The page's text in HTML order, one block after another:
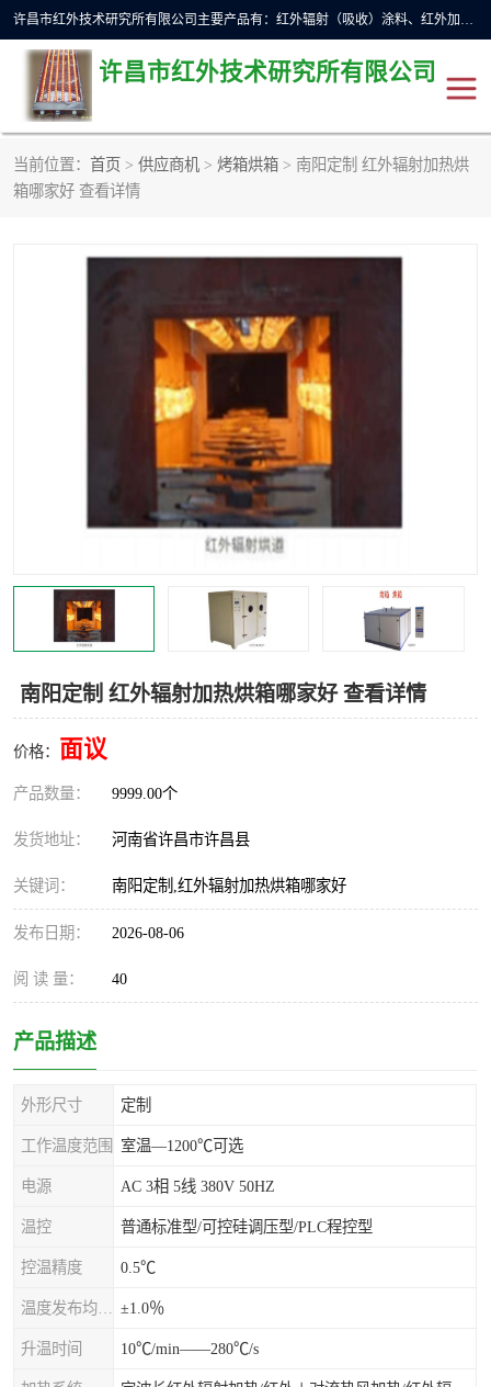
许昌市红外技术研究所有限公司主要产品有：红外辐射（吸收）涂料、红外加热元件、红外辐射加热模块（板）、红外辐射加热炉（箱）、快速红外辐射加热器、系列高端红外加热实验设备、系列红外加热控制器等。
许昌市红外技术研究所有限公司
当前位置： 首页 > 供应商机 > 烤箱烘箱 > 南阳定制 红外辐射加热烘
箱哪家好 查看详情
南阳定制 红外辐射加热烘箱哪家好 查看详情
价格： 面议
产品数量： 9999.00个
发货地址： 河南省许昌市许昌县
关键词： 南阳定制,红外辐射加热烘箱哪家好
发布日期： 2026-08-06
阅 读 量： 40
产品描述
外形尺寸 定制
工作温度范围 室温—1200℃可选
电源 AC 3相 5线 380V 50HZ
温控 普通标准型/可控硅调压型/PLC程控型
控温精度 0.5℃
±1.0％
升温时间 10℃/min——280℃/s
红外加热设备
定制红外加热实验设备
红外辐射吸收涂料
高端红外加热实验设备 电工电气
红外加热控制器
热环境试验设备
快速红外辐射聚焦炉